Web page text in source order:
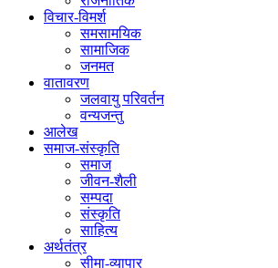
विचार-विमर्श
समसामयिक
सामाजिक
जनमत
वातावरण
जलवायु परिवर्तन
वन्यजन्तु
आलेख
समाज-संस्कृति
समाज
जीवन-शैली
सम्पदा
संस्कृति
साहित्य
अर्थतंत्र
सीमा-व्यापार